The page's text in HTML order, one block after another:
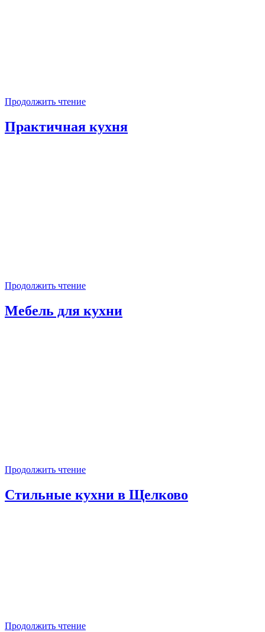
Продолжить чтение
Практичная кухня
Продолжить чтение
Мебель для кухни
Продолжить чтение
Стильные кухни в Щелково
Продолжить чтение